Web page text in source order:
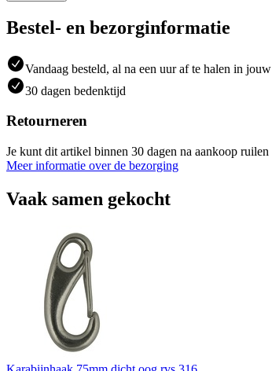
Bestel- en bezorginformatie
Vandaag besteld, al na een uur af te halen in
30 dagen bedenktijd
Retourneren
Je kunt dit artikel binnen 30 dagen na aankoop
Meer informatie over de bezorging
Vaak samen gekocht